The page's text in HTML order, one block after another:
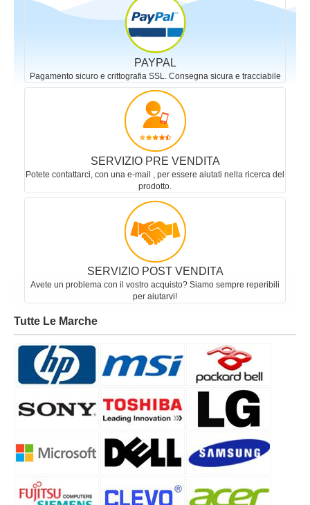
PAYPAL
Pagamento sicuro e crittografia SSL. Consegna sicura e tracciabile
SERVIZIO PRE VENDITA
Potete contattarci, con una e-mail , per essere aiutati nella ricerca del
prodotto.
SERVIZIO POST VENDITA
Avete un problema con il vostro acquisto? Siamo sempre reperibili
per aiutarvi!
Tutte Le Marche